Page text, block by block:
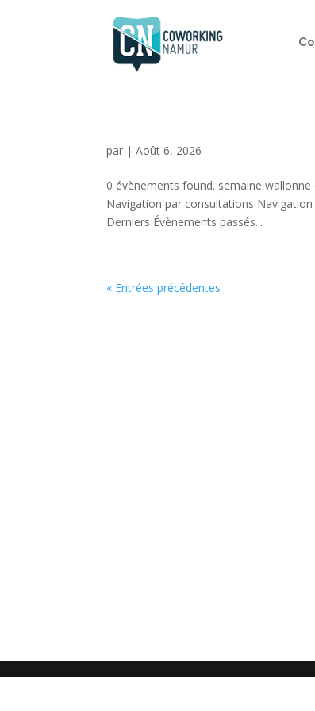
par |Août 6, 2026
0 évènements found. semaine wallonne
Navigation par consultations Navigation
Derniers Évènements passés...
« Entrées précédentes